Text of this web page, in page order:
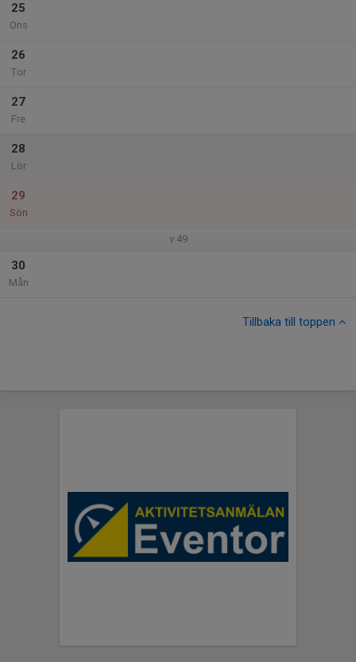
25
Ons
26
Tor
27
Fre
28
Lör
29
Sön
v.49
30
Mån
Tillbaka till toppen